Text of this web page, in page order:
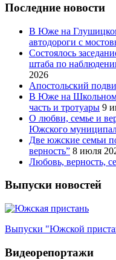
Последние новости
В Юже на Глушицком
автодороги с
Состоялось
штаба по
2026
Апостольский
В Юже на Школьном
часть и тротуары 9
О любви, семье и
Южского
Две южские семьи
верность” 8 июля
Любовь, верность,
Выпуски новостей
Выпуски "Южской
Видеорепортажи